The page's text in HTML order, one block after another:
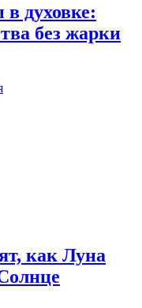
духовке:
без жарки
как Луна